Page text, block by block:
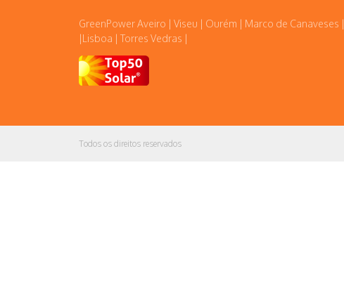
GreenPower Aveiro | Viseu | Ourém | Marco de Canaveses |
|Lisboa | Torres Vedras |
Todos os direitos reservados